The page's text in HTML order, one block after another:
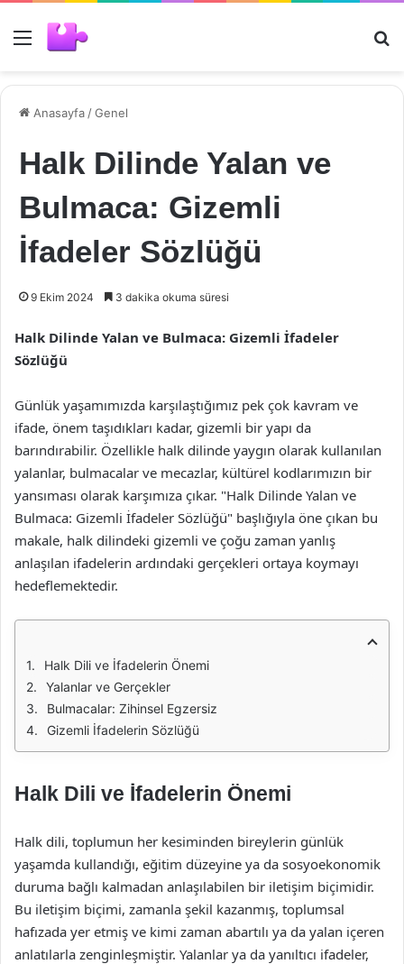
Menü
Anasayfa /Genel
Halk Dilinde Yalan ve
Bulmaca: Gizemli
İfadeler Sözlüğü
9 Ekim 2024 3 dakika okuma süresi
Halk Dilinde Yalan ve Bulmaca: Gizemli İfadeler
Sözlüğü
Günlük yaşamımızda karşılaştığımız pek çok kavram ve
ifade, önem taşıdıkları kadar, gizemli bir yapı da
barındırabilir. Özellikle halk dilinde yaygın olarak kullanılan
yalanlar, bulmacalar ve mecazlar, kültürel kodlarımızın bir
yansıması olarak karşımıza çıkar. "Halk Dilinde Yalan ve
Bulmaca: Gizemli İfadeler Sözlüğü" başlığıyla öne çıkan bu
makale, halk dilindeki gizemli ve çoğu zaman yanlış
anlaşılan ifadelerin ardındaki gerçekleri ortaya koymayı
hedeflemektedir.
Halk Dili ve İfadelerin Önemi
Yalanlar ve Gerçekler
Bulmacalar: Zihinsel Egzersiz
Gizemli İfadelerin Sözlüğü
Halk Dili ve İfadelerin Önemi
Halk dili, toplumun her kesiminden bireylerin günlük
yaşamda kullandığı, eğitim düzeyine ya da sosyoekonomik
duruma bağlı kalmadan anlaşılabilen bir iletişim biçimidir.
Bu iletişim biçimi, zamanla şekil kazanmış, toplumsal
hafızada yer etmiş ve kimi zaman abartılı ya da yalan içeren
anlatılarla zenginleşmiştir. Yalanlar ya da yanıltıcı ifadeler,